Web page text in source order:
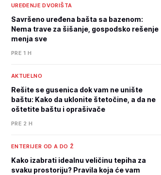
UREĐENJE DVORIŠTA
Savršeno uređena bašta sa bazenom:
Nema trave za šišanje, gospodsko rešenje
menja sve
PRE 1 H
AKTUELNO
Rešite se gusenica dok vam ne unište
baštu: Kako da uklonite štetočine, a da ne
oštetite baštu i oprašivače
PRE 2 H
ENTERIJER OD A DO Ž
Kako izabrati idealnu veličinu tepiha za
svaku prostoriju? Pravila koja će vam